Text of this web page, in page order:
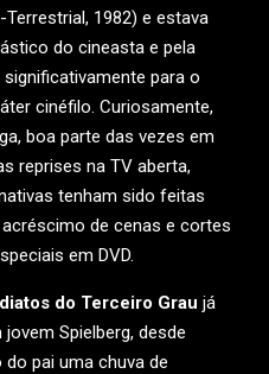
Terrestrial, 1982) e estava
do cineasta e pela
para o
cinéfilo. Curiosamente,
boa parte das vezes em
reprises na TV aberta,
tenham sido feitas
de cenas e cortes
em DVD.
do Terceiro Grau já
Spielberg, desde
pai uma chuva de